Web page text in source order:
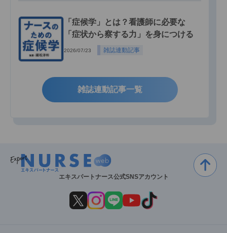
「症候学」とは？看護師に必要な
「症状から察する力」を身につける
2026/07/23 雑誌連動記事
雑誌連動記事一覧
エキスパートナース公式SNSアカウント